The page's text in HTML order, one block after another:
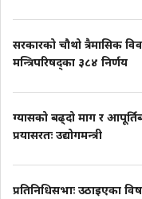
सरकारको चौथो त्रैमासिक
मन्त्रिपरिषद्का ३८४ निर्णय
ग्यासको बढ्दो माग र
प्रयासरतः उद्योगमन्त्री
प्रतिनिधिसभाः उठाइएका